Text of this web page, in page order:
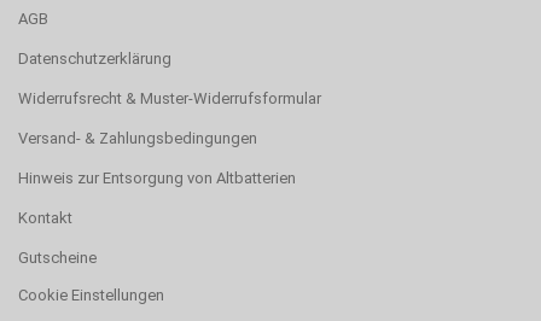
AGB
Datenschutzerklärung
Widerrufsrecht & Muster-Widerrufsformular
Versand- & Zahlungsbedingungen
Hinweis zur Entsorgung von Altbatterien
Kontakt
Gutscheine
Cookie Einstellungen